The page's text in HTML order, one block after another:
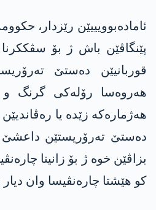
ئامادەبوویییێن رێزدار،
پێنگاڤێن باش ژ بۆ
قوربانیێن دەستێ
هەروەسا رۆلەکی گرنگ و
هەژمارەکە زێدە یا
دەستێ ته‌رۆریستێن
بزاڤێن خوە ژ بۆ زانینا
کو هێشتا چارەنڤیسا وان